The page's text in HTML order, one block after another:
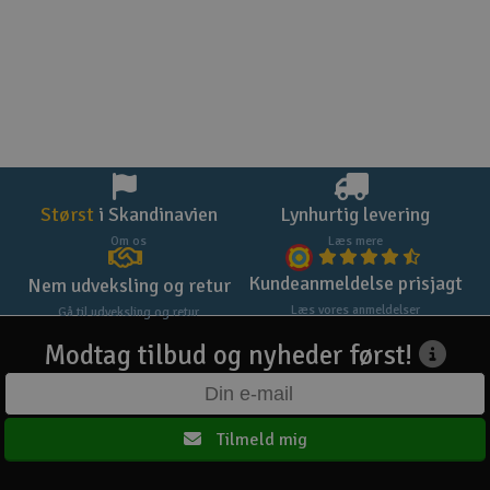
Størst i Skandinavien
Om os
Lynhurtig levering
Læs mere
Nem udveksling og retur
Gå til udveksling og retur
Kundeanmeldelse prisjagt
Læs vores anmeldelser
Modtag tilbud og nyheder først!
Tilmeld mig